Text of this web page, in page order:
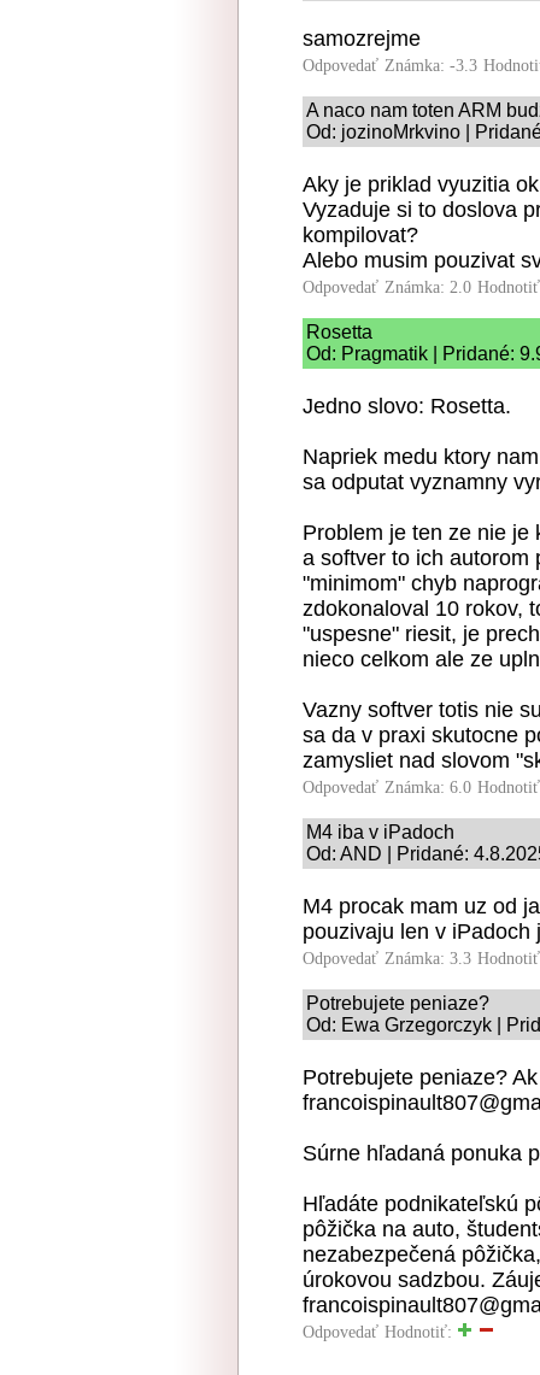
samozrejme
Odpovedať Známka: -3.3
A naco nam toten ARM
Od: jozinoMrkvino |
Aky je priklad vyuzitia
Vyzaduje si to doslova
kompilovat?
Alebo musim pouzivat
Odpovedať Známka: 2.0
Rosetta
Od: Pragmatik | Pridané:
Jedno slovo: Rosetta.
Napriek medu ktory
sa odputat vyznamny
Problem je ten ze nie je
a softver to ich autorom
"minimom" chyb
zdokonaloval 10 rokov,
"uspesne" riesit, je
nieco celkom ale ze
Vazny softver totis nie
sa da v praxi skutocne
zamysliet nad slovom
Odpovedať Známka: 6.0
M4 iba v iPadoch
Od: AND | Pridané:
M4 procak mam uz od
pouzivaju len v iPadoch
Odpovedať Známka: 3.3
Potrebujete peniaze?
Od: Ewa Grzegorczyk |
Potrebujete peniaze?
Súrne hľadaná ponuka
Hľadáte podnikateľskú
pôžička na auto,
nezabezpečená
úrokovou sadzbou.
Odpovedať Hodnotiť: